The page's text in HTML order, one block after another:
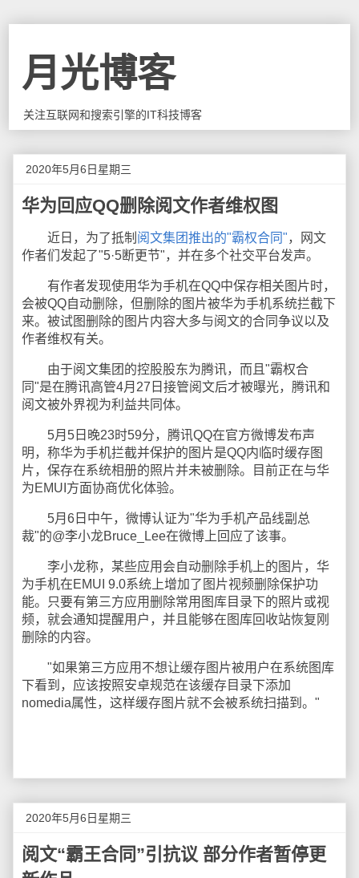
月光博客
关注互联网和搜索引擎的IT科技博客
2020年5月6日星期三
华为回应QQ删除阅文作者维权图
近日，为了抵制 阅文集团推出的"霸权合同"，网文
作者们发起了"5·5断更节"，并在多个社交平台发声。
有作者发现使用华为手机在QQ中保存相关图片时，
会被QQ自动删除，但删除的图片被华为手机系统拦截下
来。被试图删除的图片内容大多与阅文的合同争议以及
作者维权有关。
由于阅文集团的控股股东为腾讯，而且"霸权合
同"是在腾讯高管4月27日接管阅文后才被曝光，腾讯和
阅文被外界视为利益共同体。
5月5日晚23时59分，腾讯QQ在官方微博发布声
明，称华为手机拦截并保护的图片是QQ内临时缓存图
片，保存在系统相册的照片并未被删除。目前正在与华
为EMUI方面协商优化体验。
5月6日中午，微博认证为"华为手机产品线副总
裁"的@李小龙Bruce_Lee在微博上回应了该事。
李小龙称，某些应用会自动删除手机上的图片，华
为手机在EMUI 9.0系统上增加了图片视频删除保护功
能。只要有第三方应用删除常用图库目录下的照片或视
频，就会通知提醒用户，并且能够在图库回收站恢复刚
删除的内容。
"如果第三方应用不想让缓存图片被用户在系统图库
下看到，应该按照安卓规范在该缓存目录下添加
nomedia属性，这样缓存图片就不会被系统扫描到。"
2020年5月6日星期三
阅文“霸王合同”引抗议 部分作者暂停更